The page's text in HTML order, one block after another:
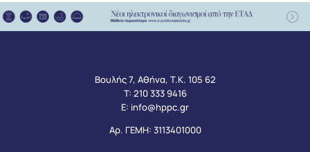
Βουλής 7, Αθήνα, Τ.Κ. 105 62
Τ: 210 333 9416
Ε: info@hppc.gr
Αρ. ΓΕΜΗ: 3113401000